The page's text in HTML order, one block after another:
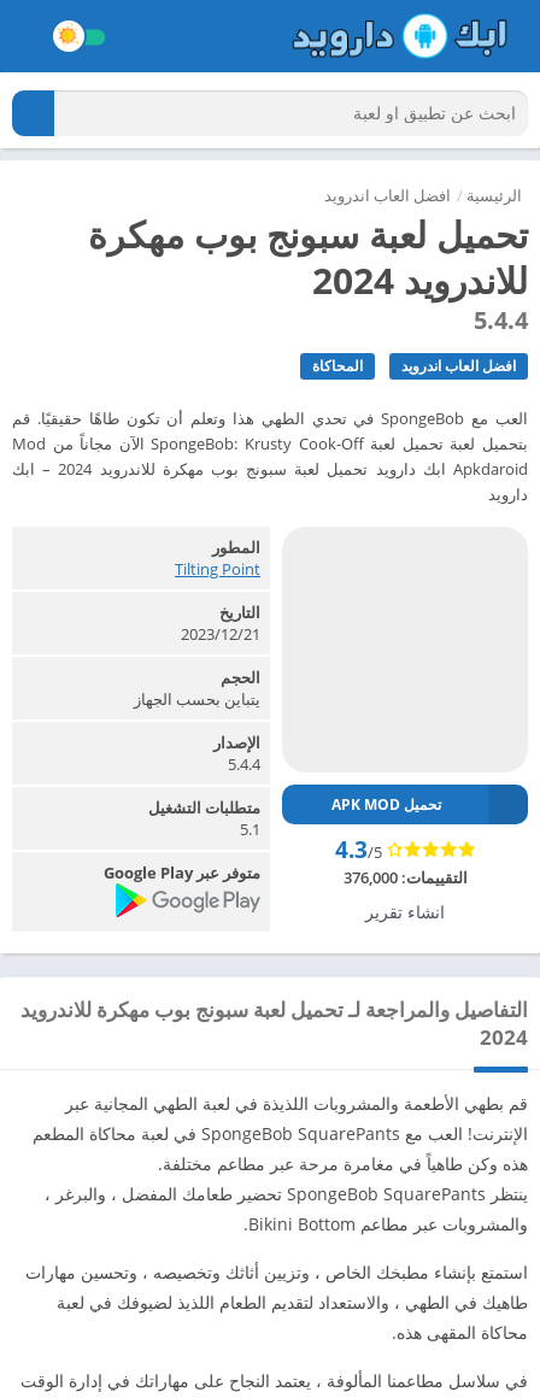
الرئيسية / افضل العاب اندرويد
تحميل لعبة سبونج بوب مهكرة
للاندرويد 2024
5.4.4
افضل العاب اندرويد المحاكاة
العب مع SpongeBob في تحدي الطهي هذا وتعلم أن تكون طاهًا حقيقيًا. قم
بتحميل لعبة تحميل لعبة SpongeBob: Krusty Cook-Off الآن مجاناً من Mod
Apkdaroid ابك دارويد تحميل لعبة سبونج بوب مهكرة للاندرويد 2024 – ابك
دارويد
تحميل APK MOD
4.3/5
التقييمات:376,000
انشاء تقرير
المطور
Tilting Point‏
التاريخ
2023/12/21
الحجم
يتباين بحسب الجهاز
الإصدار
5.4.4
متطلبات التشغيل
5.1
متوفر عبر Google Play
التفاصيل والمراجعة لـ تحميل لعبة سبونج بوب مهكرة للاندرويد
2024
قم بطهي الأطعمة والمشروبات اللذيذة في لعبة الطهي المجانية عبر
الإنترنت! العب مع SpongeBob SquarePants في لعبة محاكاة المطعم
هذه وكن طاهياً في مغامرة مرحة عبر مطاعم مختلفة.
ينتظر SpongeBob SquarePants تحضير طعامك المفضل ، والبرغر ،
والمشروبات عبر مطاعم Bikini Bottom.
استمتع بإنشاء مطبخك الخاص ، وتزيين أثاثك وتخصيصه ، وتحسين مهارات
طاهيك في الطهي ، والاستعداد لتقديم الطعام اللذيذ لضيوفك في لعبة
محاكاة المقهى هذه.
في سلاسل مطاعمنا المألوفة ، يعتمد النجاح على مهاراتك في إدارة الوقت